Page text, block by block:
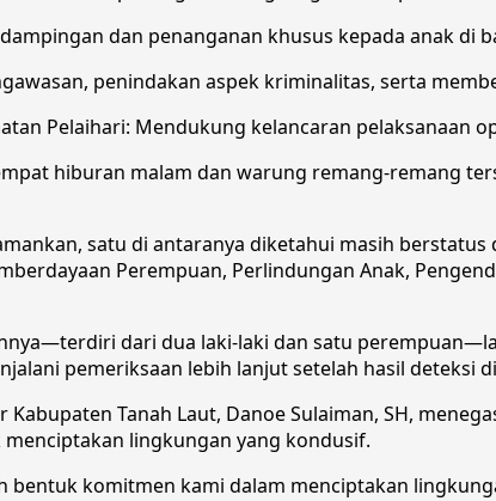
dan penanganan khusus kepada anak di
penindakan aspek kriminalitas, serta
Pelaihari: Mendukung kelancaran pelaksanaan
hiburan malam dan warung remang-remang
satu di antaranya diketahui masih
Perempuan, Perlindungan Anak,
dari dua laki-laki dan satu
pemeriksaan lebih lanjut setelah hasil
Kabupaten Tanah Laut, Danoe Sulaiman, SH,
lingkungan yang kondusif.
bentuk komitmen kami dalam menciptakan